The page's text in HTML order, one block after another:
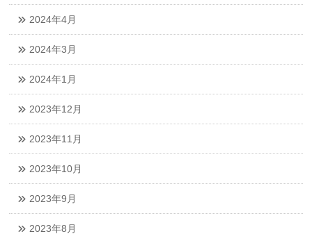
2024年4月
2024年3月
2024年1月
2023年12月
2023年11月
2023年10月
2023年9月
2023年8月